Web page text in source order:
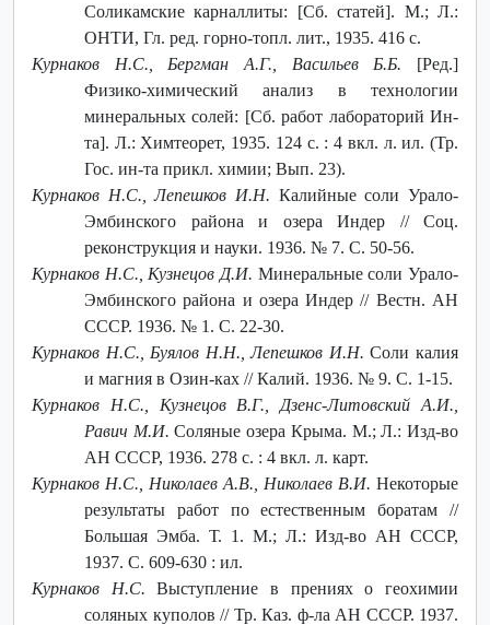
Соликамские карналлиты: [Сб. статей]. М.; Л.:
ОНТИ, Гл. ред. горно-топл. лит., 1935. 416 с.
Курнаков Н.С., Бергман А.Г., Васильев Б.Б. [Ред.]
Физико-химический анализ в технологии
минеральных солей: [Сб. работ лабораторий Ин-
та]. Л.: Химтеорет, 1935. 124 с. : 4 вкл. л. ил. (Тр.
Гос. ин-та прикл. химии; Вып. 23).
Курнаков Н.С., Лепешков И.Н. Калийные соли Урало-
Эмбинского района и озера Индер // Соц.
реконструкция и науки. 1936. № 7. С. 50-56.
Курнаков Н.С., Кузнецов Д.И. Минеральные соли Урало-
Эмбинского района и озера Индер // Вестн. АН
СССР. 1936. № 1. С. 22-30.
Курнаков Н.С., Буялов Н.Н., Лепешков И.Н. Соли калия
и магния в Озин-ках // Калий. 1936. № 9. С. 1-15.
Курнаков Н.С., Кузнецов В.Г., Дзенс-Литовский А.И.,
Равич М.И.Соляные озера Крыма. М.; Л.: Изд-во
АН СССР, 1936. 278 с. : 4 вкл. л. карт.
Курнаков Н.С., Николаев А.В., Николаев В.И. Некоторые
результаты работ по естественным боратам //
Большая Эмба. Т. 1. М.; Л.: Изд-во АН СССР,
1937. С. 609-630 : ил.
Курнаков Н.С. Выступление в прениях о геохимии
соляных куполов // Тр. Каз. ф-ла АН СССР. 1937.